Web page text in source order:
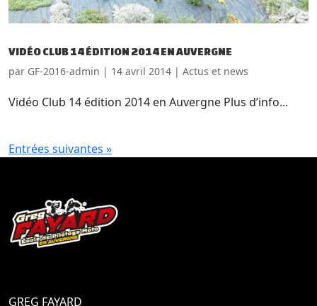
VIDÉO CLUB 14 ÉDITION 2014 EN AUVERGNE
par GF-2016-admin | 14 avril 2014 | Actus et news
Vidéo Club 14 édition 2014 en Auvergne Plus d’info...
Entrées suivantes »
GREG FAYARD